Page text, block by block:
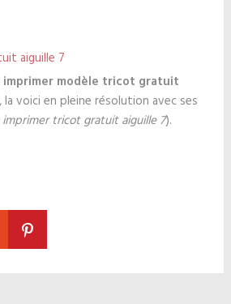
imprimer modèle tricot gratuit
voici en pleine résolution avec ses
imprimer tricot gratuit aiguille 7).